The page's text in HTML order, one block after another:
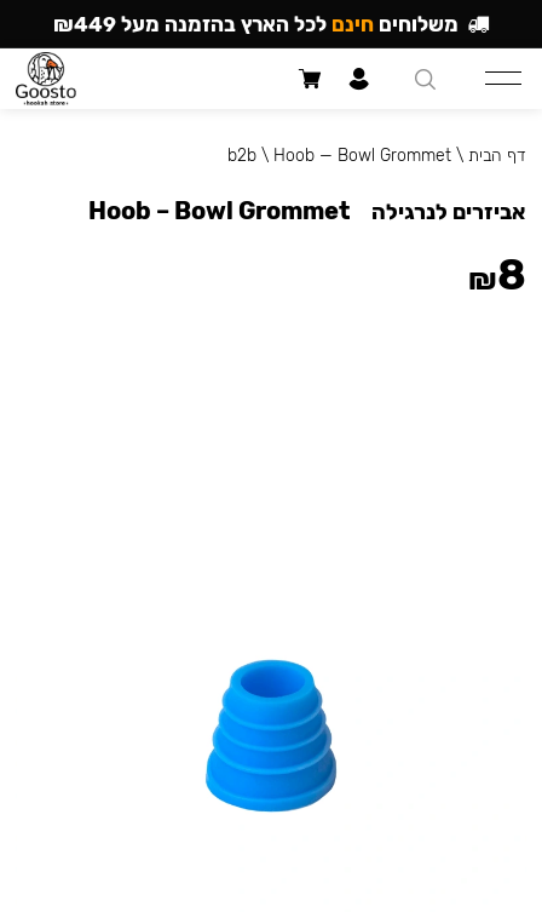
דף הבית \
b2b\ Hoob — Bowl Grommet
אביזרים לנרגילה Hoob – Bowl Grommet
₪8
משלוחים חינם לכל הארץ בהזמנה מעל ₪449